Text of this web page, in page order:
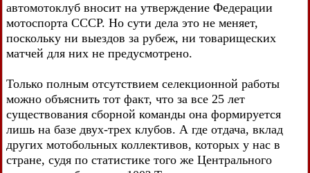
автомотоклуб вносит на утверждение Федерации
мотоспорта СССР. Но сути дела это не меняет,
поскольку ни выездов за рубеж, ни товарищеских
матчей для них не предусмотрено.
Только полным отсутствием селекционной работы
можно объяснить тот факт, что за все 25 лет
существования сборной команды она формируется
лишь на базе двух-трех клубов. А где отдача, вклад
других мотобольных коллективов, которых у нас в
стране, судя по статистике того же Центрального